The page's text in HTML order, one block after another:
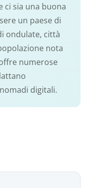
ci sia una buona
un paese di
ondulate, città
nota
numerose
digitali.